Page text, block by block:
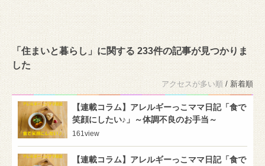
「住まいと暮らし」に関する 233件の記事が見つかりま
した
アクセスが多い順 / 新着順
【連載コラム】アレルギーっこママ日記「食で
笑顔にしたい♪」～体調不良のお手当～
161 view
【連載コラム】アレルギーっこママ日記「食で